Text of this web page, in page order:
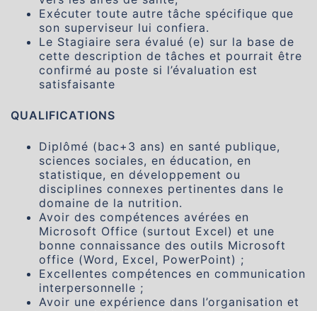
Exécuter toute autre tâche spécifique que
son superviseur lui confiera.
Le Stagiaire sera évalué (e) sur la base de
cette description de tâches et pourrait être
confirmé au poste si l’évaluation est
satisfaisante
QUALIFICATIONS
Diplômé (bac+3 ans) en santé publique,
sciences sociales, en éducation, en
statistique, en développement ou
disciplines connexes pertinentes dans le
domaine de la nutrition.
Avoir des compétences avérées en
Microsoft Office (surtout Excel) et une
bonne connaissance des outils Microsoft
office (Word, Excel, PowerPoint) ;
Excellentes compétences en communication
interpersonnelle ;
Avoir une expérience dans l’organisation et